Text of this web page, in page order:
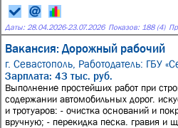
Даты: 28.04.2026-23.07.2026 Показов: 188 (4)
Вакансия: Дорожный рабочий
г. Севастополь, Работодатель: ГБУ
Зарплата: 43 тыс. руб.
Выполнение простейших работ при
содержании автомобильных дорог.
и тротуаров: - очистка оснований и
вручную; - перекидка песка. гравия и